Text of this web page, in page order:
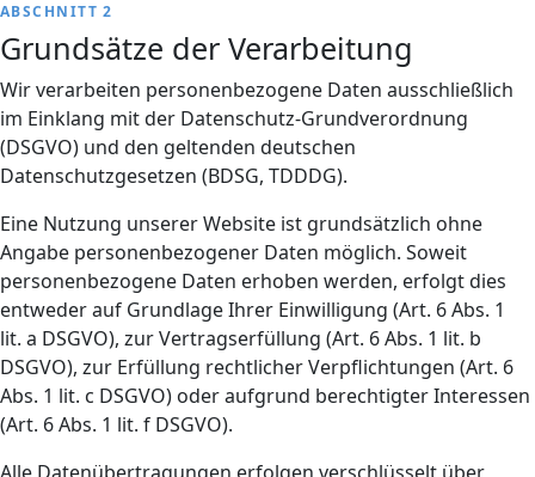
ABSCHNITT 2
Grundsätze der Verarbeitung
Wir verarbeiten personenbezogene Daten ausschließlich
im Einklang mit der Datenschutz-Grundverordnung
(DSGVO) und den geltenden deutschen
Datenschutzgesetzen (BDSG, TDDDG).
Eine Nutzung unserer Website ist grundsätzlich ohne
Angabe personenbezogener Daten möglich. Soweit
personenbezogene Daten erhoben werden, erfolgt dies
entweder auf Grundlage Ihrer Einwilligung (Art. 6 Abs. 1
lit. a DSGVO), zur Vertragserfüllung (Art. 6 Abs. 1 lit. b
DSGVO), zur Erfüllung rechtlicher Verpflichtungen (Art. 6
Abs. 1 lit. c DSGVO) oder aufgrund berechtigter Interessen
(Art. 6 Abs. 1 lit. f DSGVO).